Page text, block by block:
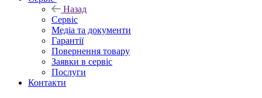
Назад
Сервіс
Медіа та документи
Гарантії
Повернення товару
Заявки в сервіс
Послуги
Контакти